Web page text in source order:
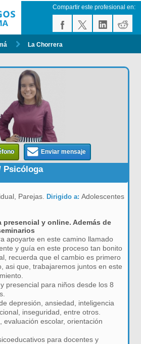
Compartir este profesional en:
La Chorrera
Enviar mensaje
Psicóloga
Parejas.Dirigido a:Adolescentes
y online. Además de
apoyarte en este camino llamado
y guía en este proceso tan bonito
recuerda que el cambio es primero
asi que, trabajaremos juntos en este
presencial para niños desde los 8
depresión, ansiedad, inteligencia
inseguridad, entre otros.
evaluación escolar, orientación
para docentes y